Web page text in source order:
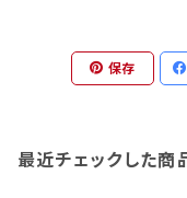
保存
最近チェックした商